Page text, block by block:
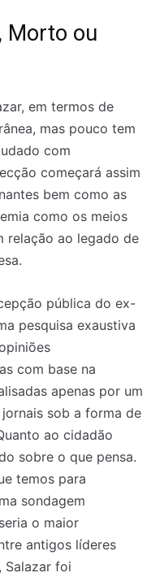
Morto ou
em termos de
mas pouco tem
com
começará assim
bem como as
como os meios
relação ao legado de
pública do ex-
pesquisa exaustiva
com base na
apenas por um
sob a forma de
ao cidadão
sobre o que pensa.
temos para
sondagem
o maior
antigos líderes
Salazar foi